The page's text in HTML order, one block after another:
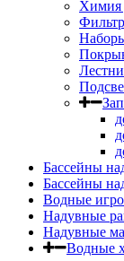
Химия
Бассейны
Бассейны
Водные
Надувные
Надувные
Водные